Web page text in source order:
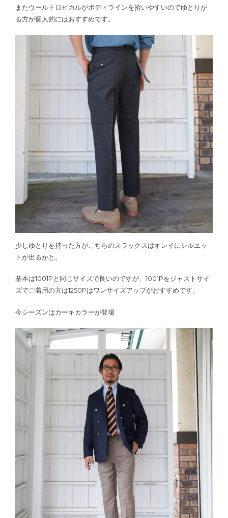
またウールトロピカルがボディラインを拾いやすいのでゆとりが
る方が個人的にはおすすめです。
少しゆとりを持った方がこちらのスラックスはキレイにシルエッ
トが出るかと。
基本は1001Pと同じサイズで良いのですが、1001Pをジャストサイ
ズでご着用の方は1250Pはワンサイズアップがおすすめです。
今シーズンはカーキカラーが登場